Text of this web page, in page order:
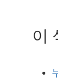
에
이